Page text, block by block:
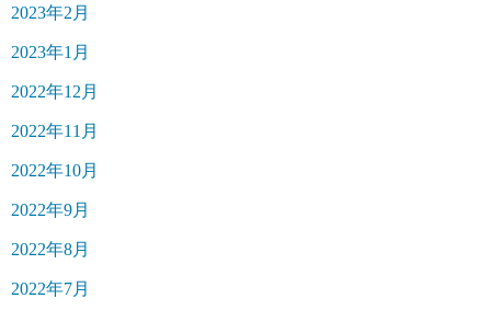
2023年2月
2023年1月
2022年12月
2022年11月
2022年10月
2022年9月
2022年8月
2022年7月